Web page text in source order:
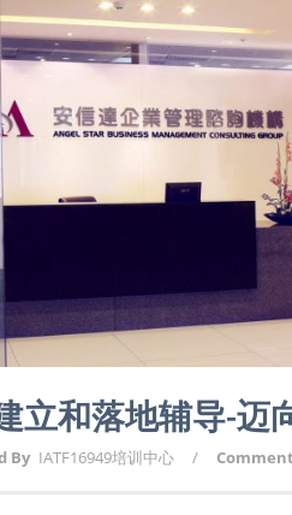
立和落地辅导-迈
By IATF16949培训中心 /